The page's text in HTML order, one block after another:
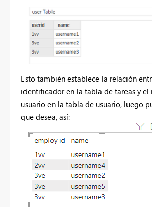
Esto también establece la relación
identificador en la tabla de tareas y el
usuario en la tabla de usuario, luego
que desea, así: